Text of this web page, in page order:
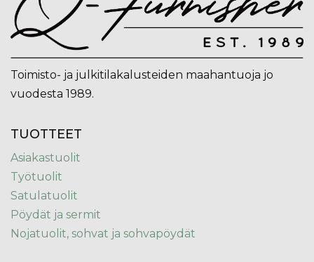
Toimisto- ja julkitilakalusteiden maahantuoja jo
vuodesta 1989.
TUOTTEET
Asiakastuolit
Työtuolit
Satulatuolit
Pöydät ja sermit
Nojatuolit, sohvat ja sohvapöydät